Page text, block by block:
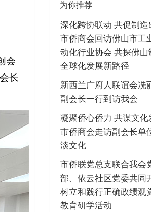
会
长
为你推荐
深化跨协联动 共促制造
市侨商会回访佛山市工
动化行业协会 共探佛山
全球化发展新路径
新西兰广府人联谊会冼
副会长一行到访我会
凝聚侨心侨力 共谋文化
市侨商会走访副会长单
淡文化
市侨联党总支联合我会
部、依云社区党委共同
树立和践行正确政绩观
教育研学活动